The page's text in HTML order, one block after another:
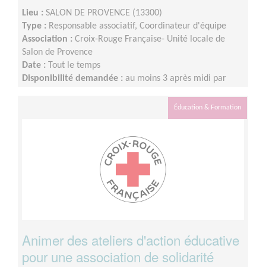
Lieu : SALON DE PROVENCE (13300)
Type : Responsable associatif, Coordinateur d'équipe
Association : Croix-Rouge Française- Unité locale de
Salon de Provence
Date : Tout le temps
Disponibilité demandée : au moins 3 après midi par
Éducation & Formation
Animer des ateliers d'action éducative
pour une association de solidarité